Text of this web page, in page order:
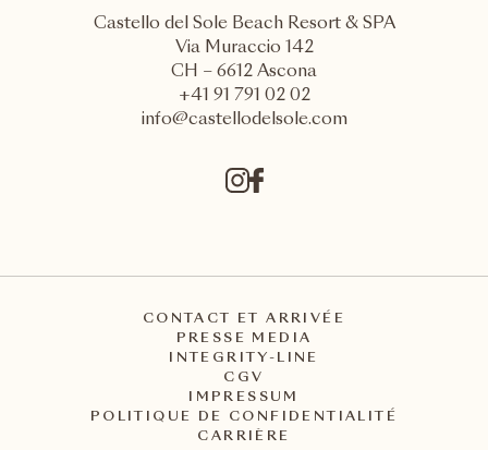
Castello del Sole Beach Resort & SPA
Via Muraccio 142
CH – 6612 Ascona
+41 91 791 02 02
info@castellodelsole.com
CONTACT ET ARRIVÉE
PRESSE MEDIA
INTEGRITY-LINE
CGV
IMPRESSUM
POLITIQUE DE CONFIDENTIALITÉ
CARRIÈRE